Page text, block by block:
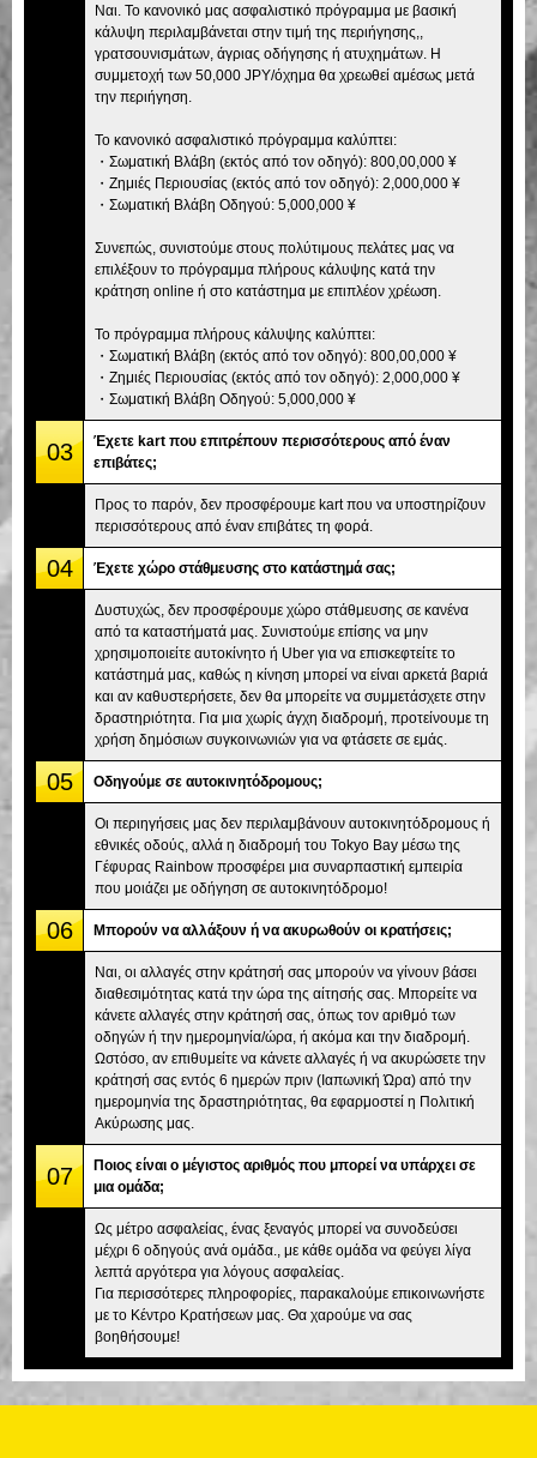
Ναι. Το κανονικό μας ασφαλιστικό πρόγραμμα με βασική
κάλυψη περιλαμβάνεται στην τιμή της περιήγησης,,
γρατσουνισμάτων, άγριας οδήγησης ή ατυχημάτων. Η
συμμετοχή των 50,000 JPY/όχημα θα χρεωθεί αμέσως μετά
την περιήγηση.
Το κανονικό ασφαλιστικό πρόγραμμα καλύπτει:
・Σωματική Βλάβη (εκτός από τον οδηγό): 800,00,000 ¥
・Ζημιές Περιουσίας (εκτός από τον οδηγό): 2,000,000 ¥
・Σωματική Βλάβη Οδηγού: 5,000,000 ¥
Συνεπώς, συνιστούμε στους πολύτιμους πελάτες μας να
επιλέξουν το πρόγραμμα πλήρους κάλυψης κατά την
κράτηση online ή στο κατάστημα με επιπλέον χρέωση.
Το πρόγραμμα πλήρους κάλυψης καλύπτει:
・Σωματική Βλάβη (εκτός από τον οδηγό): 800,00,000 ¥
・Ζημιές Περιουσίας (εκτός από τον οδηγό): 2,000,000 ¥
・Σωματική Βλάβη Οδηγού: 5,000,000 ¥
03
Έχετε kart που επιτρέπουν περισσότερους από έναν
επιβάτες;
Προς το παρόν, δεν προσφέρουμε kart που να υποστηρίζουν
περισσότερους από έναν επιβάτες τη φορά.
04 Έχετε χώρο στάθμευσης στο κατάστημά σας;
Δυστυχώς, δεν προσφέρουμε χώρο στάθμευσης σε κανένα
από τα καταστήματά μας. Συνιστούμε επίσης να μην
χρησιμοποιείτε αυτοκίνητο ή Uber για να επισκεφτείτε το
κατάστημά μας, καθώς η κίνηση μπορεί να είναι αρκετά βαριά
και αν καθυστερήσετε, δεν θα μπορείτε να συμμετάσχετε στην
δραστηριότητα. Για μια χωρίς άγχη διαδρομή, προτείνουμε τη
χρήση δημόσιων συγκοινωνιών για να φτάσετε σε εμάς.
05 Οδηγούμε σε αυτοκινητόδρομους;
Οι περιηγήσεις μας δεν περιλαμβάνουν αυτοκινητόδρομους ή
εθνικές οδούς, αλλά η διαδρομή του Tokyo Bay μέσω της
Γέφυρας Rainbow προσφέρει μια συναρπαστική εμπειρία
που μοιάζει με οδήγηση σε αυτοκινητόδρομο!
06 Μπορούν να αλλάξουν ή να ακυρωθούν οι κρατήσεις;
Ναι, οι αλλαγές στην κράτησή σας μπορούν να γίνουν βάσει
διαθεσιμότητας κατά την ώρα της αίτησής σας. Μπορείτε να
κάνετε αλλαγές στην κράτησή σας, όπως τον αριθμό των
οδηγών ή την ημερομηνία/ώρα, ή ακόμα και την διαδρομή.
Ωστόσο, αν επιθυμείτε να κάνετε αλλαγές ή να ακυρώσετε την
κράτησή σας εντός 6 ημερών πριν (Ιαπωνική Ώρα) από την
ημερομηνία της δραστηριότητας, θα εφαρμοστεί η Πολιτική
Ακύρωσης μας.
07
Ποιος είναι ο μέγιστος αριθμός που μπορεί να υπάρχει σε
μια ομάδα;
Ως μέτρο ασφαλείας, ένας ξεναγός μπορεί να συνοδεύσει
μέχρι 6 οδηγούς ανά ομάδα., με κάθε ομάδα να φεύγει λίγα
λεπτά αργότερα για λόγους ασφαλείας.
Για περισσότερες πληροφορίες, παρακαλούμε επικοινωνήστε
με το Κέντρο Κρατήσεων μας. Θα χαρούμε να σας
βοηθήσουμε!